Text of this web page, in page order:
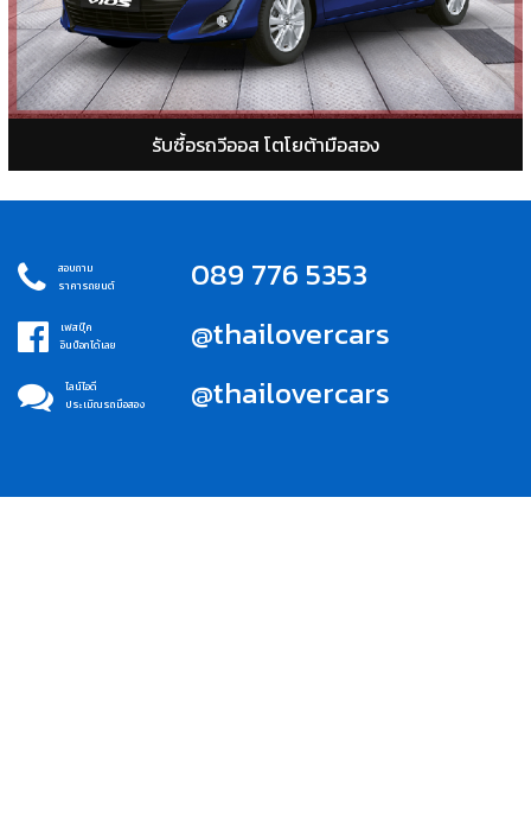
รับซื้อรถวีออส โตโยต้ามือสอง
สอบถาม
ราคารถยนต์
089 776 5353
เฟสบุ๊ค
อินบ็อกได้เลย
@thailovercars
ไลน์ไอดี
ประเมิณรถมือสอง
@thailovercars